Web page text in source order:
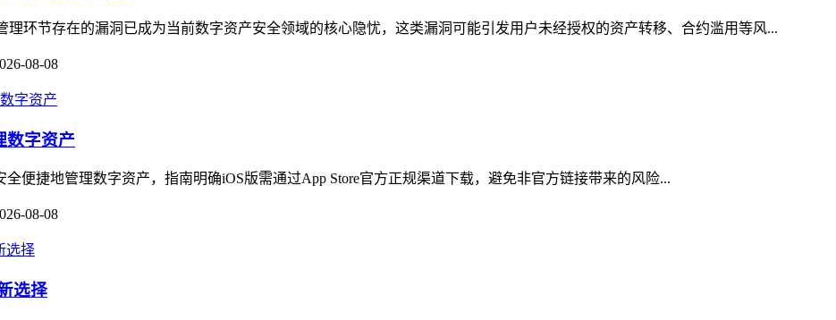
理环节存在的漏洞已成为当前数字资产安全领域的核心隐忧，这类漏洞可能引发用户未经授权的资产转移、合约滥用等风...
08-08
数字资产
便捷地管理数字资产，指南明确iOS版需通过App Store官方正规渠道下载，避免非官方链接带来的风险...
08-08
选择